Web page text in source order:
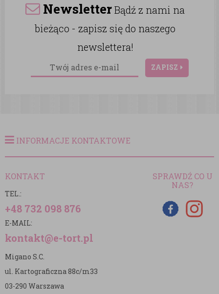
NewsletterBądź z nami na
bieżąco - zapisz się do naszego
newslettera!
ZAPISZ
INFORMACJE KONTAKTOWE
KONTAKT
TEL.:
+48 732 098 876
E-MAIL:
kontakt@e-tort.pl
Migano S.C.
ul. Kartograficzna 88c/m33
03-290 Warszawa
SPRAWDŹ CO U
NAS?